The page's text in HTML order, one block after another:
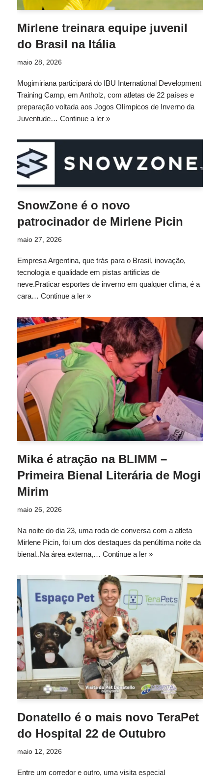
Mirlene treinara equipe juvenil
do Brasil na Itália
maio 28, 2026
Mogimiriana participará do IBU International Development
Training Camp, em Antholz, com atletas de 22 países e
preparação voltada aos Jogos Olímpicos de Inverno da
Juventude… Continue a ler »
SnowZone é o novo
patrocinador de Mirlene Picin
maio 27, 2026
Empresa Argentina, que trás para o Brasil, inovação,
tecnologia e qualidade em pistas artificias de
neve.Praticar esportes de inverno em qualquer clima, é a
cara… Continue a ler »
Mika é atração na BLIMM –
Primeira Bienal Literária de Mogi
Mirim
maio 26, 2026
Na noite do dia 23, uma roda de conversa com a atleta
Mirlene Picin, foi um dos destaques da penúltima noite da
bienal..Na área externa,… Continue a ler »
Donatello é o mais novo TeraPet
do Hospital 22 de Outubro
maio 12, 2026
Entre um corredor e outro, uma visita especial